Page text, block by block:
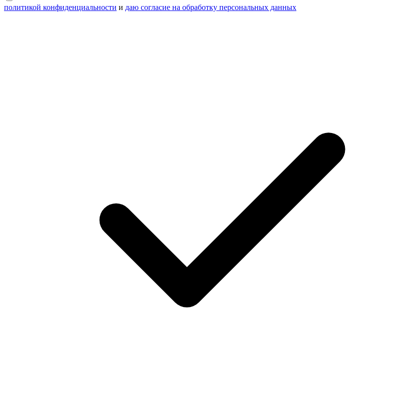
политикой конфиденциальности и даю согласие на обработку персональных данных